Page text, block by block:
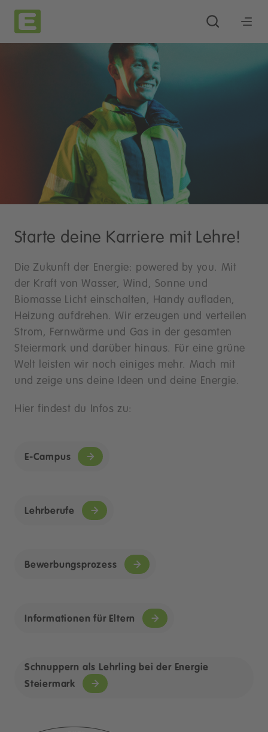
Starte deine Karriere mit Lehre!
Die Zukunft der Energie: powered by you. Mit
der Kraft von Wasser, Wind, Sonne und
Biomasse Licht einschalten, Handy aufladen,
Heizung aufdrehen. Wir erzeugen und verteilen
Strom, Fernwärme und Gas in der gesamten
Steiermark und darüber hinaus. Für eine grüne
Welt leisten wir noch einiges mehr. Mach mit
und zeige uns deine Ideen und deine Energie.
Hier findest du Infos zu:
E-Campus
Lehrberufe
Bewerbungsprozess
Informationen für Eltern
Schnuppern als Lehrling bei der Energie
Steiermark